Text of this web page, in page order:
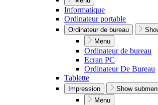
Informatique
Ordinateur portable
Ordinateur de bureau
Menu
Ordinateur de bureau
Ecran PC
Ordinateur De Bureau
Tablette
Impression
Show
Menu